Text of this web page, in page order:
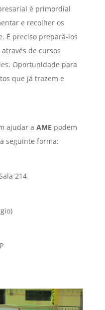
é primordial
e recolher os
É preciso prepará-los
de cursos
Oportunidade para
que já trazem e
ajudar a AME podem
seguinte forma:
214